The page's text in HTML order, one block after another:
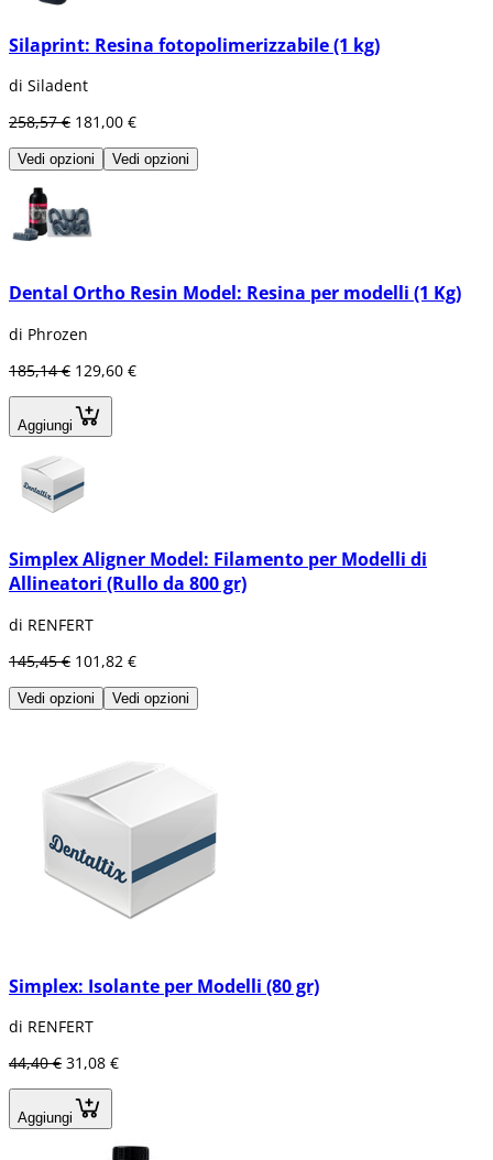
Silaprint: Resina fotopolimerizzabile (1 kg)
di Siladent
258,57 € 181,00 €
Vedi opzioni Vedi opzioni
Dental Ortho Resin Model: Resina per modelli (1 Kg)
di Phrozen
185,14 € 129,60 €
Aggiungi
Simplex Aligner Model: Filamento per Modelli di
Allineatori (Rullo da 800 gr)
di RENFERT
145,45 € 101,82 €
Vedi opzioni Vedi opzioni
Simplex: Isolante per Modelli (80 gr)
di RENFERT
44,40 € 31,08 €
Aggiungi